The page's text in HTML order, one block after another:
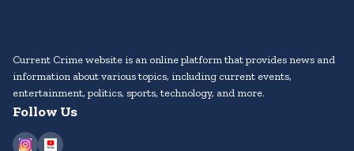
Current Crime website is an online platform that provides news and
information about various topics, including current events,
entertainment, politics, sports, technology, and more.
Follow Us